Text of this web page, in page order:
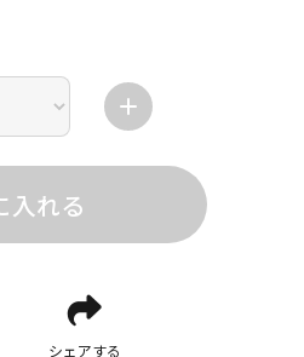
入れる
シェアする